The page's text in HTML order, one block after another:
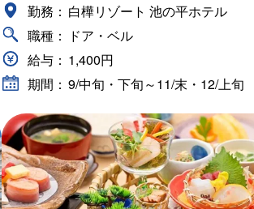
勤務： 白樺リゾート 池の平ホテル
職種：
ドア・ベル
給与： 1,400円
期間： 9/中旬・下旬～11/末・12/上旬